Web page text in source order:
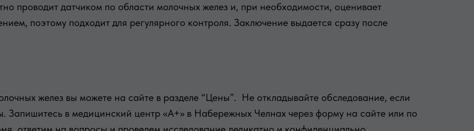
проводит датчиком по области молочных желез и, при необходимости, оценивает
поэтому подходит для регулярного контроля. Заключение выдается сразу после
желез вы можете на сайте в разделе “Цены”. Не откладывайте обследование, если
Запишитесь в медицинский центр «А+» в Набережных Челнах через форму на сайте или по